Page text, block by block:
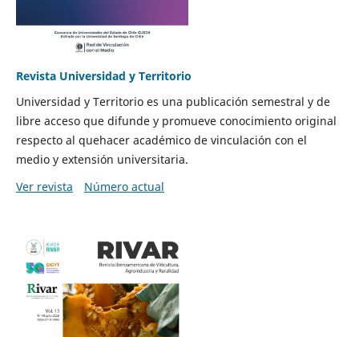
Revista Universidad y Territorio
Universidad y Territorio es una publicación semestral y de
libre acceso que difunde y promueve conocimiento original
respecto al quehacer académico de vinculación con el
medio y extensión universitaria.
Ver revista
Número actual